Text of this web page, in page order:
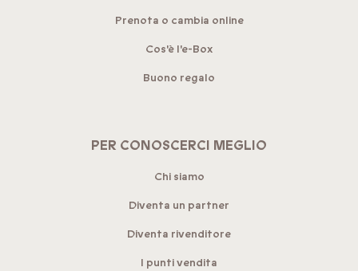
Prenota o cambia online
Cos'è l'e-Box
Buono regalo
PER CONOSCERCI MEGLIO
Chi siamo
Diventa un partner
Diventa rivenditore
I punti vendita